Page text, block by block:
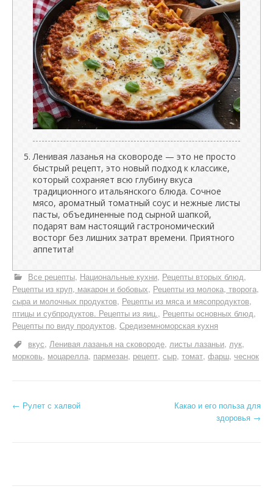
Ленивая лазанья на сковороде — это не просто
быстрый рецепт, это новый подход к классике,
который сохраняет всю глубину вкуса
традиционного итальянского блюда. Сочное
мясо, ароматный томатный соус и нежные листы
пасты, объединенные под сырной шапкой,
подарят вам настоящий гастрономический
восторг без лишних затрат времени. Приятного
аппетита!
Все рецепты Национальные кухни Рецепты вторых блюд
Рецепты из круп, макарон и бобовых Рецепты из молока, творога,
сыра и молочных продуктов Рецепты из мяса и мясопродуктов,
птицы и субпродуктов. Рецепты из яиц. Рецепты основных блюд
Рецепты по виду продуктов Средиземноморская кухня
вкус Ленивая лазанья на сковороде листы лазаньи лук
морковь моцарелла пармезан рецепт сыр томат фарш чеснок
Н
← Рулет с халвой
Какао и его польза для
здоровья →